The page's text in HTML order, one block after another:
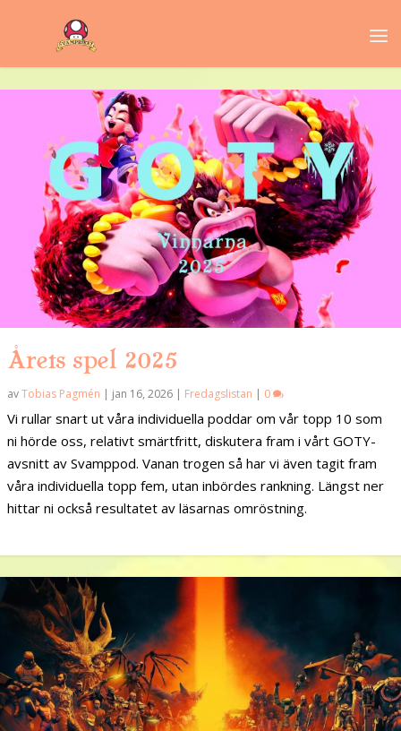
Årets spel 2025
avTobias Pagmén | jan 16, 2026 | Fredagslistan | 0
Vi rullar snart ut våra individuella poddar om vår topp 10 som
ni hörde oss, relativt smärtfritt, diskutera fram i vårt GOTY-
avsnitt av Svamppod. Vanan trogen så har vi även tagit fram
våra individuella topp fem, utan inbördes rankning. Längst ner
hittar ni också resultatet av läsarnas omröstning.